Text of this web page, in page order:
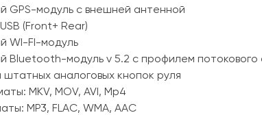
GPS-модуль с внешней антенной
(Front+ Rear)
WI-FI-модуль
Bluetooth-модуль v 5.2 с профилем потокового
аналоговых кнопок руля
MKV, MOV, AVI, Mp4
MP3, FLAC, WMA, AAC